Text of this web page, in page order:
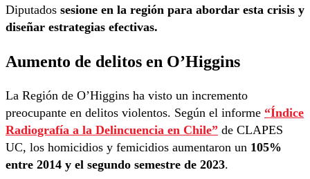
Diputados sesione en la región para abordar esta crisis y
diseñar estrategias efectivas.
Aumento de delitos en O’Higgins
La Región de O’Higgins ha visto un incremento
preocupante en delitos violentos. Según el informe “Índice
Radiografía a la Delincuencia en Chile” de CLAPES
UC, los homicidios y femicidios aumentaron un 105%
entre 2014 y el segundo semestre de 2023.